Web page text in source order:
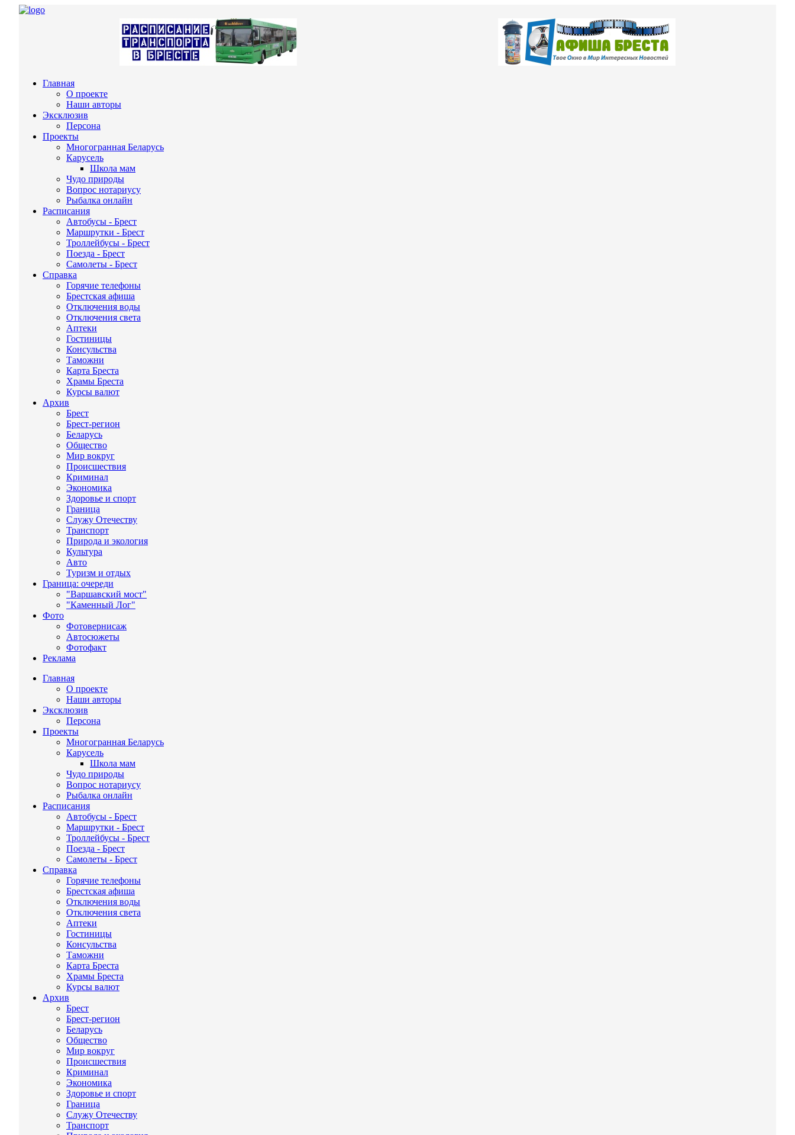
Главная
О проекте
Наши авторы
Эксклюзив
Персона
Проекты
Многогранная Беларусь
Карусель
Школа мам
Чудо природы
Вопрос нотариусу
Рыбалка онлайн
Расписания
Автобусы - Брест
Маршрутки - Брест
Троллейбусы - Брест
Поезда - Брест
Самолеты - Брест
Справка
Горячие телефоны
Брестская афиша
Отключения воды
Отключения света
Аптеки
Гостиницы
Консульства
Таможни
Карта Бреста
Храмы Бреста
Курсы валют
Архив
Брест
Брест-регион
Беларусь
Общество
Мир вокруг
Происшествия
Криминал
Экономика
Здоровье и спорт
Граница
Служу Отечеству
Транспорт
Природа и экология
Культура
Авто
Туризм и отдых
Граница: очереди
"Варшавский мост"
"Каменный Лог"
Фото
Фотовернисаж
Автосюжеты
Фотофакт
Реклама
Главная
О проекте
Наши авторы
Эксклюзив
Персона
Проекты
Многогранная Беларусь
Карусель
Школа мам
Чудо природы
Вопрос нотариусу
Рыбалка онлайн
Расписания
Автобусы - Брест
Маршрутки - Брест
Троллейбусы - Брест
Поезда - Брест
Самолеты - Брест
Справка
Горячие телефоны
Брестская афиша
Отключения воды
Отключения света
Аптеки
Гостиницы
Консульства
Таможни
Карта Бреста
Храмы Бреста
Курсы валют
Архив
Брест
Брест-регион
Беларусь
Общество
Мир вокруг
Происшествия
Криминал
Экономика
Здоровье и спорт
Граница
Служу Отечеству
Транспорт